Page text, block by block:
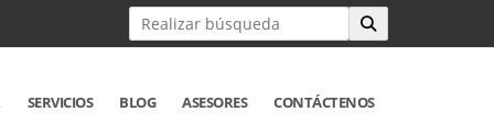
SERVICIOS BLOG ASESORES CONTÁCTENOS